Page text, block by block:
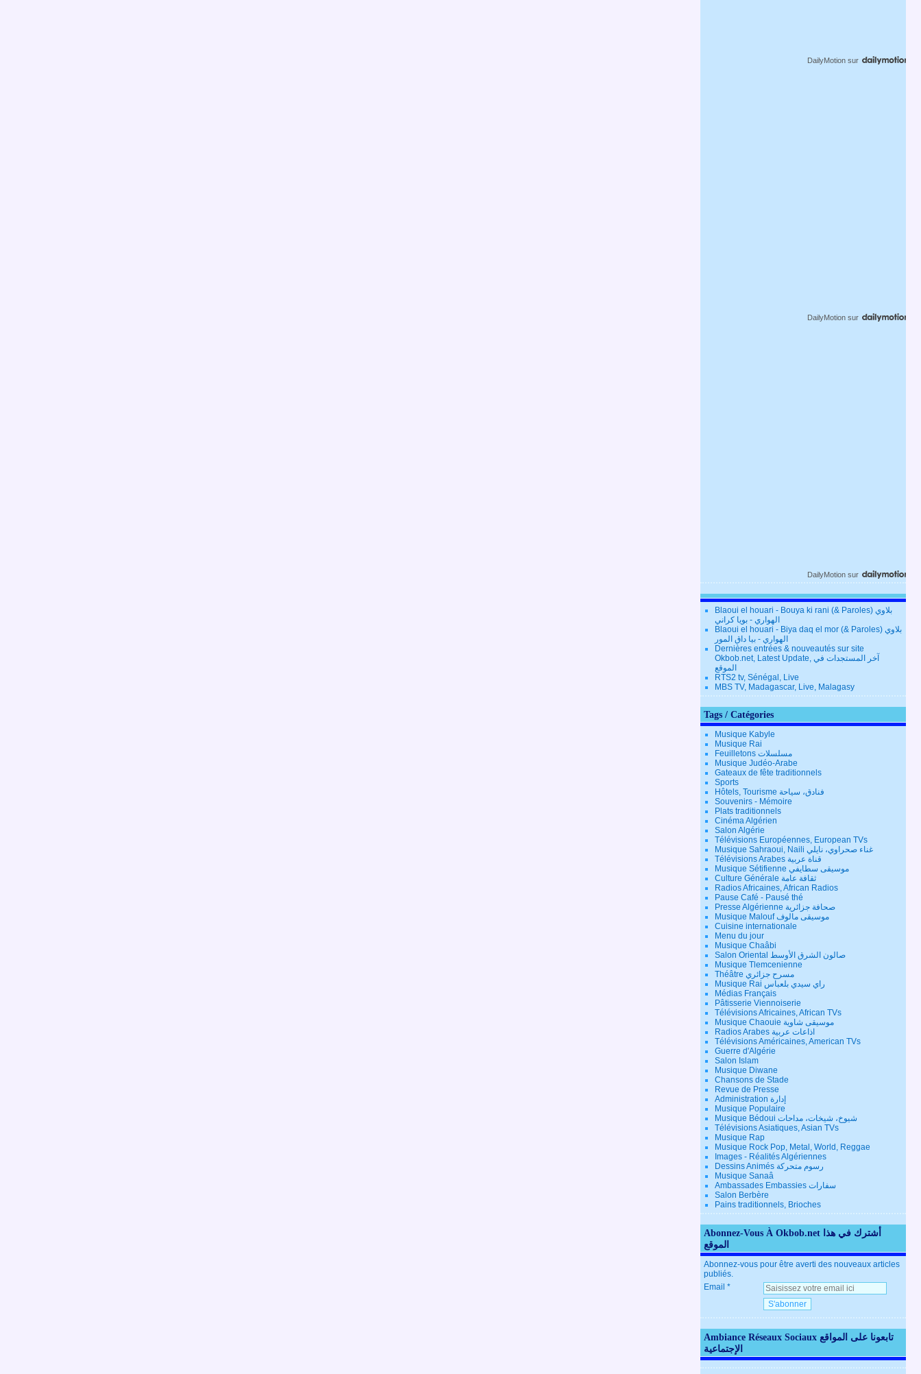
DailyMotion sur
DailyMotion sur
DailyMotion sur
Blaoui el houari - Bouya ki rani (& Paroles) بلاوي
الهواري - بويا كراني
Blaoui el houari - Biya daq el mor (& Paroles) بلاوي
الهواري - بيا داق المور
Dernières entrées & nouveautés sur site
Okbob.net, Latest Update, آخر المستجدات في
الموقع
RTS2 tv, Sénégal, Live
MBS TV, Madagascar, Live, Malagasy
Tags / Catégories
Musique Kabyle
Musique Rai
Feuilletons مسلسلات
Musique Judéo-Arabe
Gateaux de fête traditionnels
Sports
Hôtels, Tourisme فنادق، سياحة
Souvenirs - Mémoire
Plats traditionnels
Cinéma Algérien
Salon Algérie
Télévisions Européennes, European TVs
Musique Sahraoui, Naili غناء صحراوي، نايلي
Télévisions Arabes قناة عربية
Musique Sétifienne موسيقى سطايفي
Culture Générale ثقافة عامة
Radios Africaines, African Radios
Pause Café - Pausé thé
Presse Algérienne صحافة جزائرية
Musique Malouf موسيقى مالوف
Cuisine internationale
Menu du jour
Musique Chaâbi
Salon Oriental صالون الشرق الأوسط
Musique Tlemcenienne
Théâtre مسرح جزائري
Musique Rai راي سيدي بلعباس
Médias Français
Pâtisserie Viennoiserie
Télévisions Africaines, African TVs
Musique Chaouie موسيقى شاوية
Radios Arabes اذاعات عربية
Télévisions Américaines, American TVs
Guerre d'Algérie
Salon Islam
Musique Diwane
Chansons de Stade
Revue de Presse
Administration إدارة
Musique Populaire
Musique Bédoui شيوخ، شيخات، مداحات
Télévisions Asiatiques, Asian TVs
Musique Rap
Musique Rock Pop, Metal, World, Reggae
Images - Réalités Algériennes
Dessins Animés رسوم متحركة
Musique Sanaâ
Ambassades Embassies سفارات
Salon Berbère
Pains traditionnels, Brioches
Abonnez-Vous À Okbob.net أشترك في هذا
الموقع
Abonnez-vous pour être averti des nouveaux articles
publiés.
Email
Ambiance Réseaux Sociaux تابعونا على المواقع
الإجتماعية